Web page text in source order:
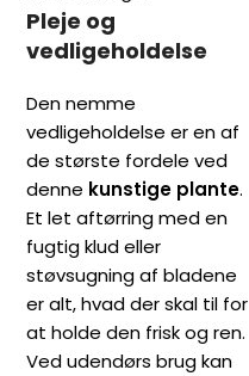
Pleje og
vedligeholdelse
Den nemme
vedligeholdelse er en af
de største fordele ved
denne kunstige plante.
Et let aftørring med en
fugtig klud eller
støvsugning af bladene
er alt, hvad der skal til for
at holde den frisk og ren.
Ved udendørs brug kan